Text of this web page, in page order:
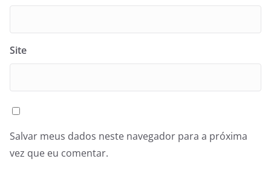
Site
Salvar meus dados neste navegador para a próxima
vez que eu comentar.